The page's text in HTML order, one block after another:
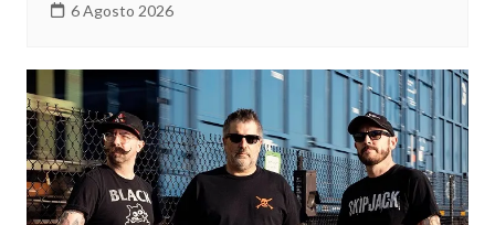
6 Agosto 2026